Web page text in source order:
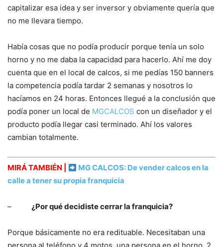
capitalizar esa idea y ser inversor y obviamente quería que
no me llevara tiempo.
Había cosas que no podía producir porque tenía un solo
horno y no me daba la capacidad para hacerlo. Ahí me doy
cuenta que en el local de calcos, si me pedías 150 banners
la competencia podía tardar 2 semanas y nosotros lo
hacíamos en 24 horas. Entonces llegué a la conclusión que
podía poner un local de MGCALCOS con un diseñador y el
producto podía llegar casi terminado. Ahí los valores
cambian totalmente.
MIRÁ TAMBIÉN |
MG CALCOS: De vender calcos en la
calle a tener su propia franquicia
– ¿Por qué decidiste cerrar la franquicia?
Porque básicamente no era redituable. Necesitaban una